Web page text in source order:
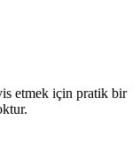
etmek için pratik bir